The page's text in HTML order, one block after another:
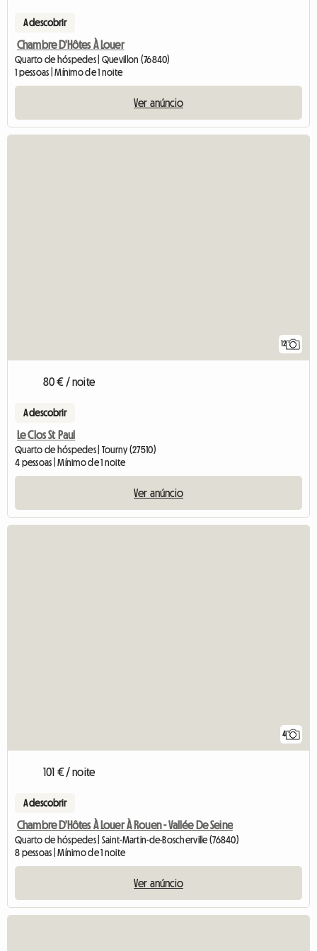
A descobrir
Chambre D'Hôtes À Louer
Quarto de hóspedes | Quevillon (76840)
1 pessoas | Mínimo de 1 noite
Ver anúncio
12
80 € / noite
A descobrir
Le Clos St Paul
Quarto de hóspedes | Tourny (27510)
4 pessoas | Mínimo de 1 noite
Ver anúncio
4
101 € / noite
A descobrir
Chambre D'Hôtes À Louer À Rouen - Vallée De Seine
Quarto de hóspedes | Saint-Martin-de-Boscherville (76840)
8 pessoas | Mínimo de 1 noite
Ver anúncio